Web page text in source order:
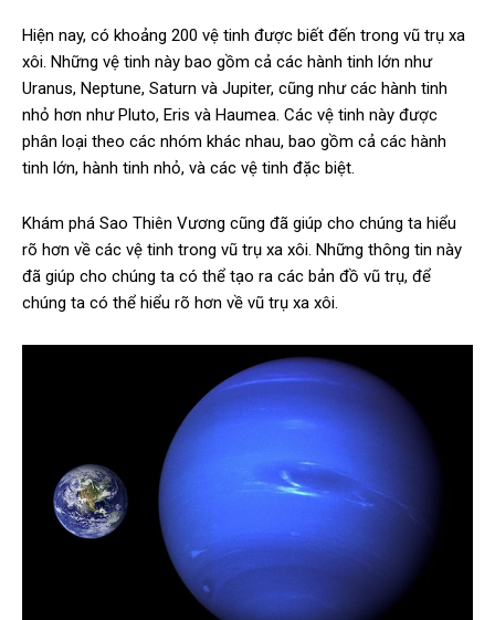
Hiện nay, có khoảng 200 vệ tinh được biết đến trong vũ trụ xa
xôi. Những vệ tinh này bao gồm cả các hành tinh lớn như
Uranus, Neptune, Saturn và Jupiter, cũng như các hành tinh
nhỏ hơn như Pluto, Eris và Haumea. Các vệ tinh này được
phân loại theo các nhóm khác nhau, bao gồm cả các hành
tinh lớn, hành tinh nhỏ, và các vệ tinh đặc biệt.
Khám phá Sao Thiên Vương cũng đã giúp cho chúng ta hiểu
rõ hơn về các vệ tinh trong vũ trụ xa xôi. Những thông tin này
đã giúp cho chúng ta có thể tạo ra các bản đồ vũ trụ, để
chúng ta có thể hiểu rõ hơn về vũ trụ xa xôi.